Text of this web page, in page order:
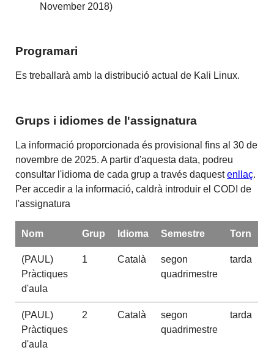
November 2018)
Programari
Es treballarà amb la distribució actual de Kali Linux.
Grups i idiomes de l'assignatura
La informació proporcionada és provisional fins al 30 de
novembre de 2025. A partir d'aquesta data, podreu
consultar l'idioma de cada grup a través daquestenllaç.
Per accedir a la informació, caldrà introduir el CODI de
l'assignatura
Nom Grup Idioma Semestre Torn
(PAUL)
Pràctiques
d'aula
1 Català
segon
quadrimestre
tarda
(PAUL)
Pràctiques
d'aula
2 Català
segon
quadrimestre
tarda